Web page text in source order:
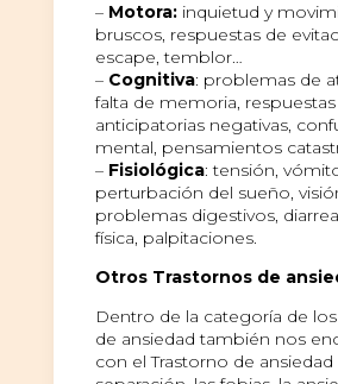
– Motora:inquietud y
bruscos, respuestas de
escape, temblor…
– Cognitiva: problemas de
falta de memoria, respuestas
anticipatorias negativas,
mental, pensamientos
– Fisiológica: tensión,
perturbación del sueño,
problemas digestivos,
física, palpitaciones.
Otros Trastornos de
Dentro de la categoría de
de ansiedad también nos
con el Trastorno de